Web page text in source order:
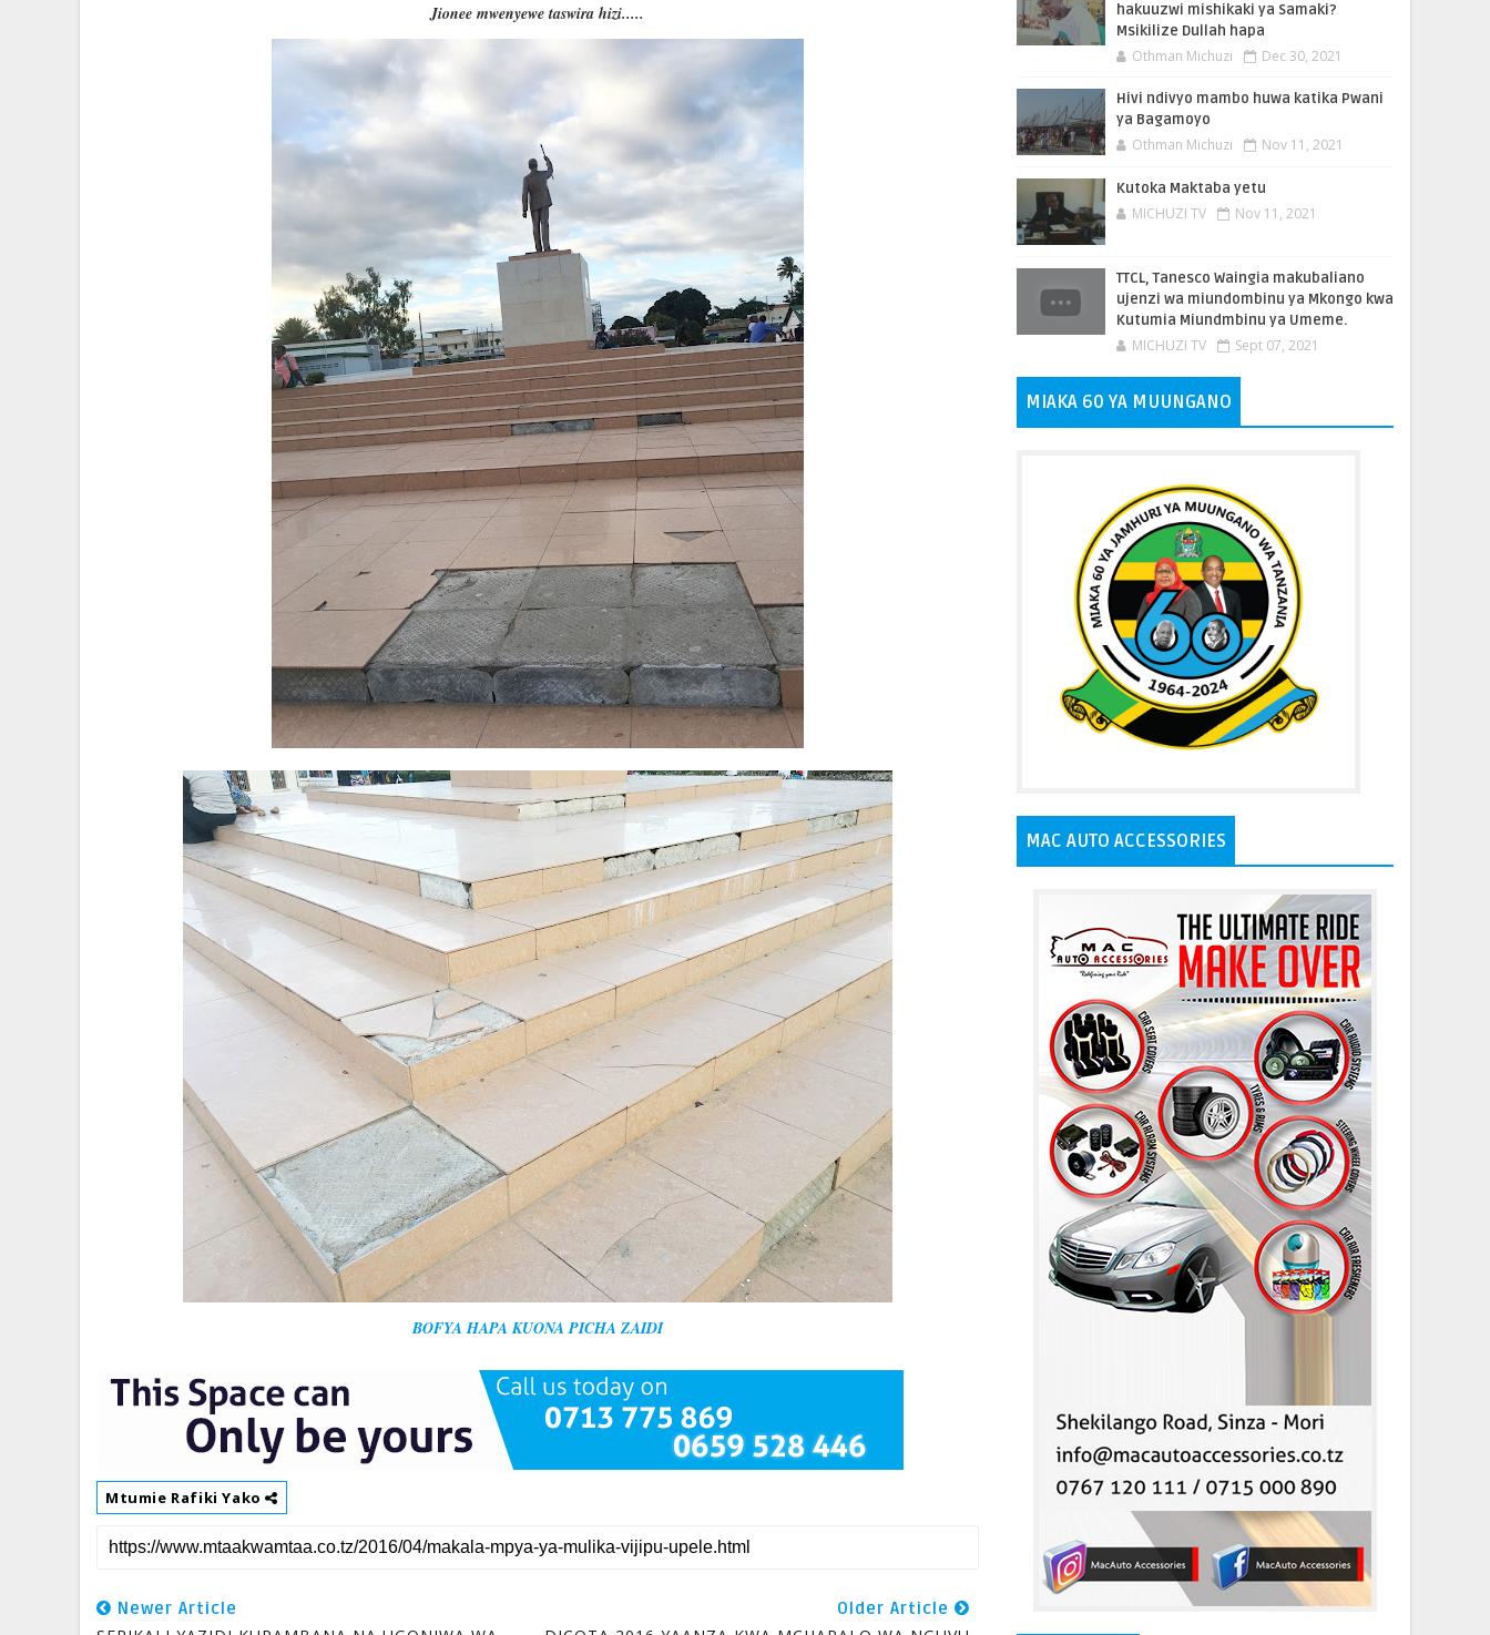
Jionee mwenyewe taswira hizi.....
BOFYA HAPA KUONA PICHA ZAIDI
Mtumie Rafiki Yako
Newer Article Older Article
hakuuzwi mishikaki ya Samaki?
Msikilize Dullah hapa
Othman Michuzi Dec 30, 2021
Hivi ndivyo mambo huwa katika Pwani
ya Bagamoyo
Othman Michuzi Nov 11, 2021
Kutoka Maktaba yetu
MICHUZI TV Nov 11, 2021
TTCL, Tanesco Waingia makubaliano
ujenzi wa miundombinu ya Mkongo kwa
Kutumia Miundmbinu ya Umeme.
MICHUZI TV Sept 07, 2021
MIAKA 60 YA MUUNGANO
MAC AUTO ACCESSORIES